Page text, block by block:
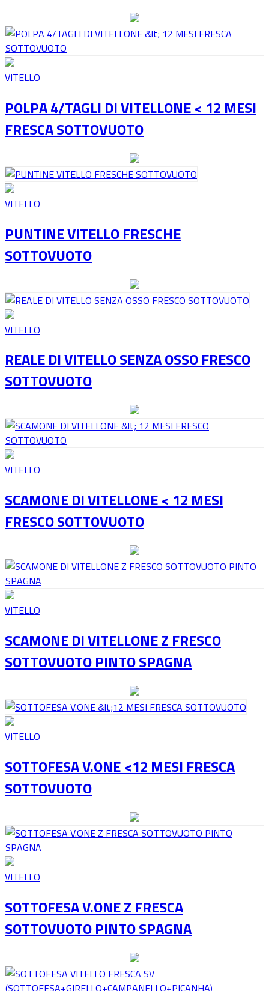
VITELLO
POLPA 4/TAGLI DI VITELLONE < 12 MESI
FRESCA SOTTOVUOTO
VITELLO
PUNTINE VITELLO FRESCHE
SOTTOVUOTO
VITELLO
REALE DI VITELLO SENZA OSSO FRESCO
SOTTOVUOTO
VITELLO
SCAMONE DI VITELLONE < 12 MESI
FRESCO SOTTOVUOTO
VITELLO
SCAMONE DI VITELLONE Z FRESCO
SOTTOVUOTO PINTO SPAGNA
VITELLO
SOTTOFESA V.ONE <12 MESI FRESCA
SOTTOVUOTO
VITELLO
SOTTOFESA V.ONE Z FRESCA
SOTTOVUOTO PINTO SPAGNA